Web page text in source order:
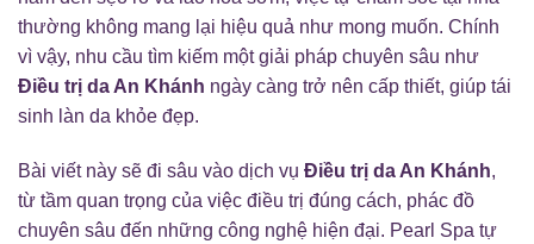
thường không mang lại hiệu quả như mong muốn. Chính
vì vậy, nhu cầu tìm kiếm một giải pháp chuyên sâu như
Điều trị da An Khánh ngày càng trở nên cấp thiết, giúp tái
sinh làn da khỏe đẹp.
Bài viết này sẽ đi sâu vào dịch vụ Điều trị da An Khánh,
từ tầm quan trọng của việc điều trị đúng cách, phác đồ
chuyên sâu đến những công nghệ hiện đại. Pearl Spa tự